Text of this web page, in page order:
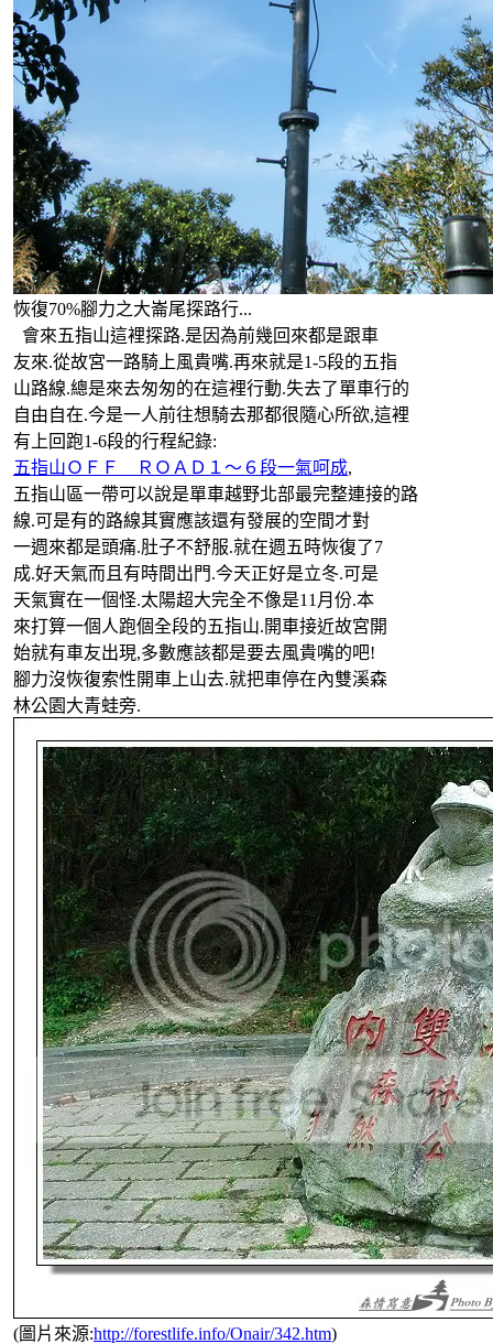
恢復70%腳力之大崙尾探路行...
會來五指山這裡探路.是因為前幾回來都是跟車
友來.從故宮一路騎上風貴嘴.再來就是1-5段的五指
山路線.總是來去匆匆的在這裡行動.失去了單車行的
自由自在.今是一人前往想騎去那都很隨心所欲,這裡
有上回跑1-6段的行程紀錄:
五指山ＯＦＦ ＲＯＡＤ１～６段一氣呵成,
五指山區一帶可以說是單車越野北部最完整連接的路
線.可是有的路線其實應該還有發展的空間才對
一週來都是頭痛.肚子不舒服.就在週五時恢復了7
成.好天氣而且有時間出門.今天正好是立冬.可是
天氣實在一個怪.太陽超大完全不像是11月份.本
來打算一個人跑個全段的五指山.開車接近故宮開
始就有車友出現,多數應該都是要去風貴嘴的吧!
腳力沒恢復索性開車上山去.就把車停在內雙溪森
林公園大青蛙旁.
(圖片來源:http://forestlife.info/Onair/342.htm)